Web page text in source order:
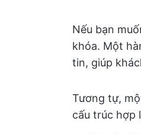
Nếu bạn
khóa. Một
tin, giúp
Tương tự,
cấu trúc hợp